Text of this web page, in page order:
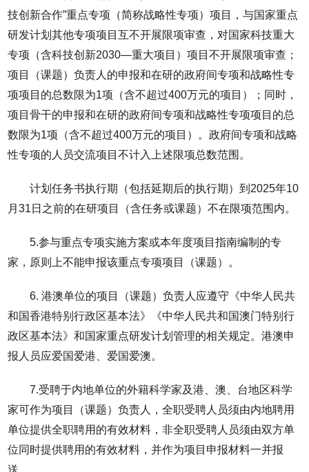
技创新合作”重点专项（简称战略性专项）项目，与国家重点
研发计划其他专项项目互不开展限项审查，对国家科技重大
专项（含科技创新2030—重大项目）项目不开展限项审查；
项目（课题）负责人的申报和在研的政府间专项和战略性专
项项目的总数限为1项（含不超过400万元的项目）；同时，
项目骨干的申报和在研的政府间专项和战略性专项项目的总
数限为1项（含不超过400万元的项目）。政府间专项和战略
性专项的人员交流项目不计入上述限项总数范围。
计划任务书执行期（包括延期后的执行期）到2025年10
月31日之前的在研项目（含任务或课题）不在限项范围内。
5.参与重点专项实施方案或本年度项目指南编制的专
家，原则上不能申报该重点专项项目（课题）。
6. 港澳单位的项目（课题）负责人应遵守《中华人民共
和国香港特别行政区基本法》《中华人民共和国澳门特别行
政区基本法》和国家重点研发计划管理的相关规定。港澳申
报人员应爱国爱港、爱国爱澳。
7.受聘于内地单位的外籍科学家及港、澳、台地区科学
家可作为项目（课题）负责人，全职受聘人员须由内地聘用
单位提供全职聘用的有效材料，非全职受聘人员须由双方单
位同时提供聘用的有效材料，并作为项目申报材料一并报
送。